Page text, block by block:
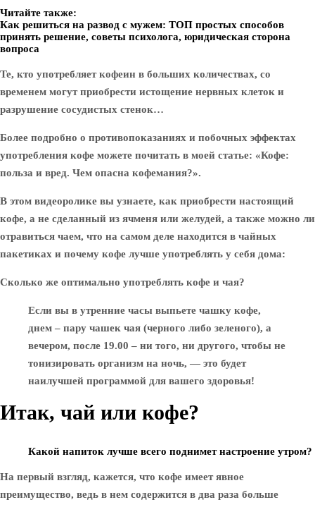
Читайте также:
Как решиться на развод с мужем: ТОП простых способов
принять решение, советы психолога, юридическая сторона
вопроса
Те, кто употребляет кофеин в больших количествах, со
временем могут приобрести истощение нервных клеток и
разрушение сосудистых стенок…
Более подробно о противопоказаниях и побочных эффектах
употребления кофе можете почитать в моей статье: «Кофе:
польза и вред. Чем опасна кофемания?».
В этом видеоролике вы узнаете, как приобрести настоящий
кофе, а не сделанный из ячменя или желудей, а также можно ли
отравиться чаем, что на самом деле находится в чайных
пакетиках и почему кофе лучше употреблять у себя дома:
Сколько же оптимально употреблять кофе и чая?
Если вы в утренние часы выпьете чашку кофе,
днем – пару чашек чая (черного либо зеленого), а
вечером, после 19.00 – ни того, ни другого, чтобы не
тонизировать организм на ночь, — это будет
наилучшей программой для вашего здоровья!
Итак, чай или кофе?
Какой напиток лучше всего поднимет настроение утром?
На первый взгляд, кажется, что кофе имеет явное
преимущество, ведь в нем содержится в два раза больше